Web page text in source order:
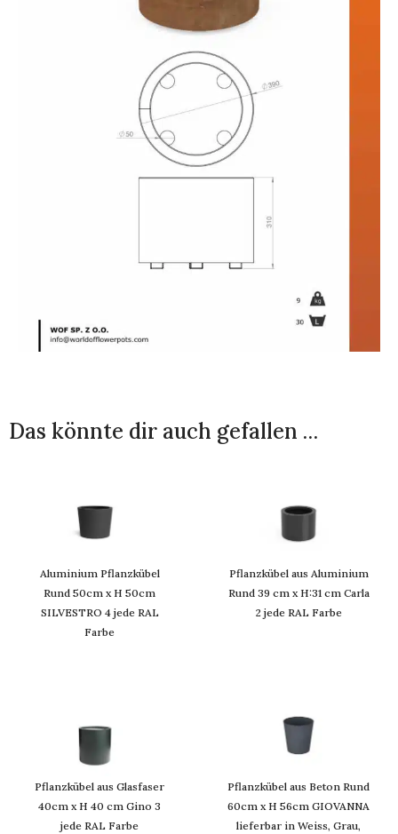
Das könnte dir auch gefallen …
Aluminium Pflanzkübel
Rund 50cm x H 50cm
SILVESTRO 4 jede RAL
Farbe
Pflanzkübel aus Aluminium
Rund 39 cm x H:31 cm Carla
2 jede RAL Farbe
Pflanzkübel aus Glasfaser
40cm x H 40 cm Gino 3
jede RAL Farbe
Pflanzkübel aus Beton Rund
60cm x H 56cm GIOVANNA
lieferbar in Weiss, Grau,